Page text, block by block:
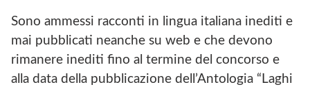
Sono ammessi racconti in lingua italiana inediti e
mai pubblicati neanche su web e che devono
rimanere inediti fino al termine del concorso e
alla data della pubblicazione dell’Antologia “Laghi